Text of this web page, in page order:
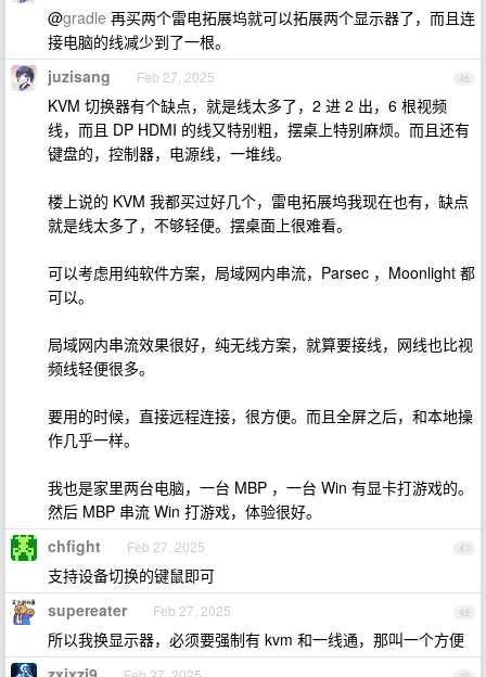
@gradle 再买两个雷电拓展坞就可以拓展两个显示器了，而且连
接电脑的线减少到了一根。
46
juzisang Feb 27, 2025
KVM 切换器有个缺点，就是线太多了，2 进 2 出，6 根视频
线，而且 DP HDMI 的线又特别粗，摆桌上特别麻烦。而且还有
键盘的，控制器，电源线，一堆线。
楼上说的 KVM 我都买过好几个，雷电拓展坞我现在也有，缺点
就是线太多了，不够轻便。摆桌面上很难看。
可以考虑用纯软件方案，局域网内串流，Parsec ，Moonlight 都
可以。
局域网内串流效果很好，纯无线方案，就算要接线，网线也比视
频线轻便很多。
要用的时候，直接远程连接，很方便。而且全屏之后，和本地操
作几乎一样。
我也是家里两台电脑，一台 MBP ，一台 Win 有显卡打游戏的。
然后 MBP 串流 Win 打游戏，体验很好。
47
chfight Feb 27, 2025
支持设备切换的键鼠即可
48
supereater Feb 27, 2025
所以我换显示器，必须要强制有 kvm 和一线通，那叫一个方便